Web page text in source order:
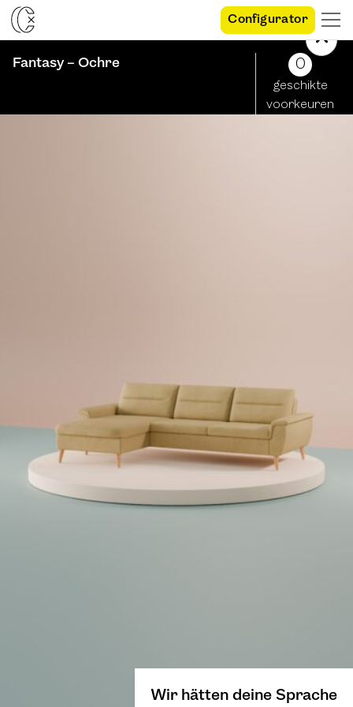
Configurator
Fantasy – Ochre 0
geschikte
voorkeuren
Wir hätten deine Sprache